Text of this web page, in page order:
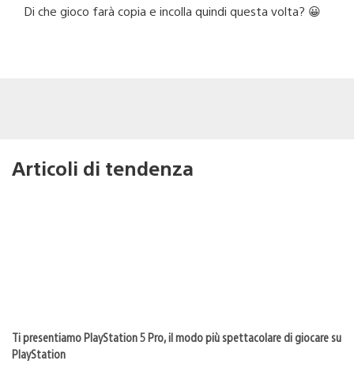
Di che gioco farà copia e incolla quindi questa volta? 😀
Articoli di tendenza
Ti presentiamo PlayStation 5 Pro, il modo più spettacolare di giocare su
PlayStation